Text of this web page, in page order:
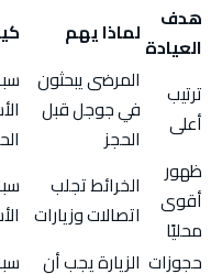
هدف
العيادة لماذا يهم
ترتيب
أعلى
المرضى يبحثون
في جوجل قبل
الحجز
ظهور
أقوى
محليًا
الخرائط تجلب
اتصالات وزيارات
حجوزات الزيارة يجب أن